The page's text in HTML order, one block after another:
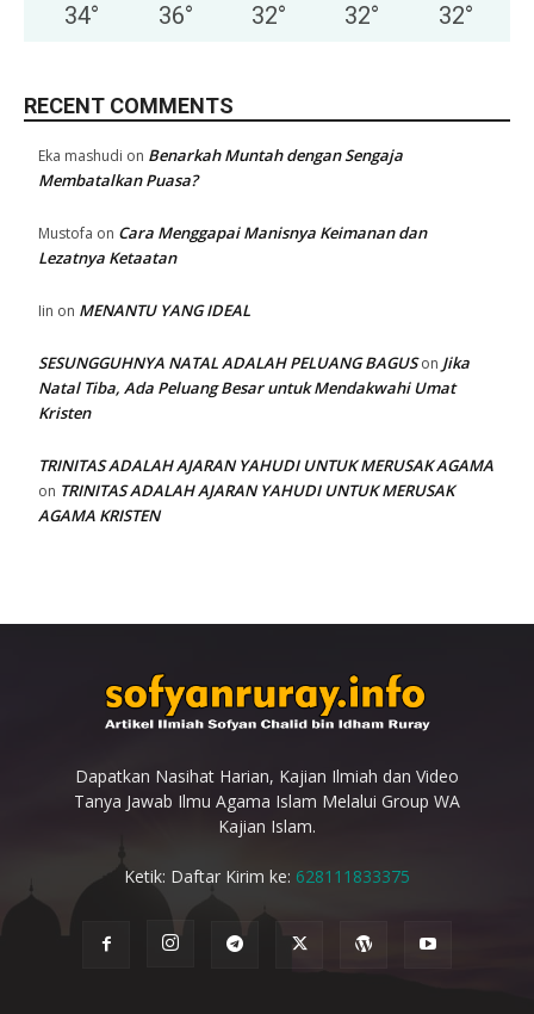
34° 36° 32° 32° 32°
RECENT COMMENTS
Eka mashudi on Benarkah Muntah dengan Sengaja
Membatalkan Puasa?
Mustofa on Cara Menggapai Manisnya Keimanan dan
Lezatnya Ketaatan
Iin on MENANTU YANG IDEAL
SESUNGGUHNYA NATAL ADALAH PELUANG BAGUSon Jika
Natal Tiba, Ada Peluang Besar untuk Mendakwahi Umat
Kristen
TRINITAS ADALAH AJARAN YAHUDI UNTUK MERUSAK AGAMA
on TRINITAS ADALAH AJARAN YAHUDI UNTUK MERUSAK
AGAMA KRISTEN
Dapatkan Nasihat Harian, Kajian Ilmiah dan Video
Tanya Jawab Ilmu Agama Islam Melalui Group WA
Kajian Islam.
Ketik: Daftar Kirim ke: 628111833375